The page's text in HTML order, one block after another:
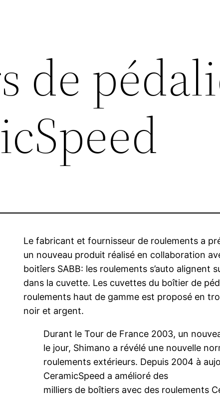
de
Le fabricant et fournisseur de roulements a
un nouveau produit réalisé en collaboration
boitîers SABB: les roulements s’auto alignent
dans la cuvette. Les cuvettes du boîtier de
roulements haut de gamme est proposé en
noir et argent.
Durant le Tour de France 2003, un
le jour, Shimano a révélé une nouvelle
roulements extérieurs. Depuis 2004 à
CeramicSpeed a amélioré des
milliers de boîtiers avec des roulements